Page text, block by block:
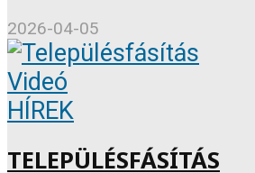
2026-04-05
Videó
HÍREK
TELEPÜLÉSFÁSÍTÁS